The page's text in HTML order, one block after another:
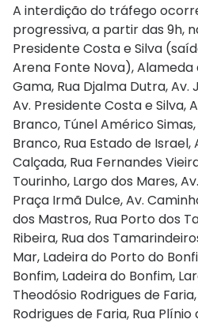
A interdição do tráfego
progressiva, a partir das 9h,
Presidente Costa e Silva
Arena Fonte Nova), Alameda
Gama, Rua Djalma Dutra, Av.
Av. Presidente Costa e Silva,
Branco, Túnel Américo
Branco, Rua Estado de Israel,
Calçada, Rua Fernandes
Tourinho, Largo dos Mares,
Praça Irmã Dulce, Av.
dos Mastros, Rua Porto dos
Ribeira, Rua dos
Mar, Ladeira do Porto do
Bonfim, Ladeira do Bonfim,
Theodósio Rodrigues de
Rodrigues de Faria, Rua Plínio